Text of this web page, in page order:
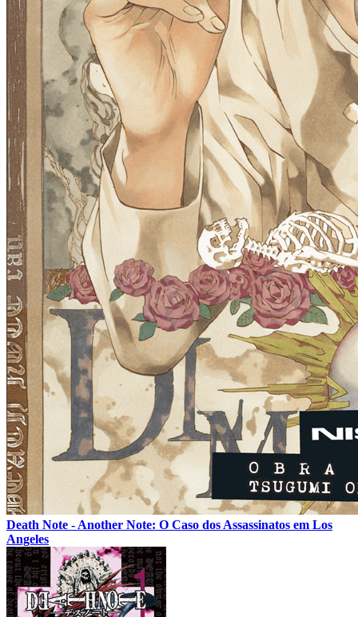
Death Note - Another Note: O Caso dos Assassinatos em Los
Angeles